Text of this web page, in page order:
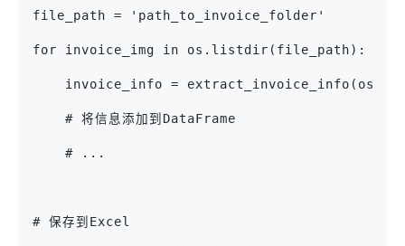
file_path = 'path_to_invoice_folder'
for invoice_img in os.listdir(file_path):
invoice_info =
    # 将信息添加到DataFrame
    # ...
# 保存到Excel